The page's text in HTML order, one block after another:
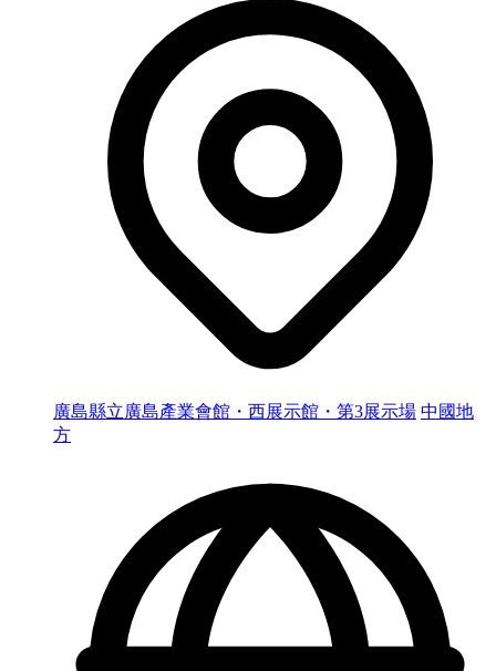
廣島縣立廣島產業會館・西展示館・第3展示場 中國地
方